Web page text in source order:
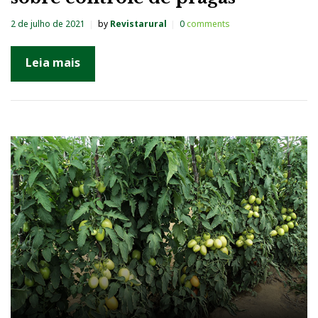
2 de julho de 2021 by Revistarural 0comments
Leia mais